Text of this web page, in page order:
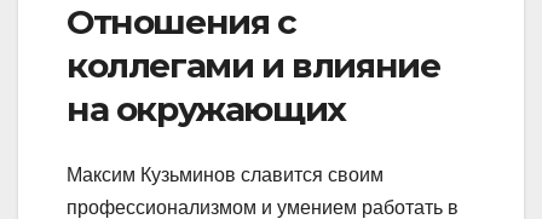
Отношения с
коллегами и влияние
на окружающих
Максим Кузьминов славится своим
профессионализмом и умением работать в